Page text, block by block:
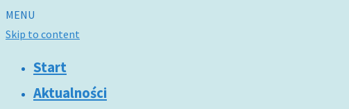
MENU
Skip to content
Start
Aktualności